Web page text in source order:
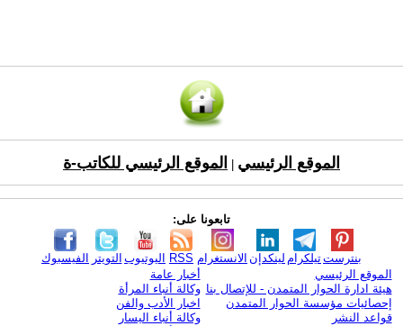
الموقع الرئيسي الموقع الرئيسي للكاتب-ة
تابعونا على:
الفيسبوك التويتر اليوتيوب RSS الانستغرام لينكدإن تيلكرامبنترست
الموقع الرئيسي
هيئة ادارة الحوار المتمدن - للإتصال بنا
إحصائيات مؤسسة الحوار المتمدن
قواعد النشر
أخبار عامة
وكالة أنباء المرأة
اخبار الأدب والفن
وكالة أنباء اليسار